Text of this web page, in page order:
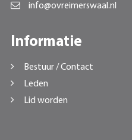
info@ovreimerswaal.nl
Informatie
Bestuur / Contact
Leden
Lid worden